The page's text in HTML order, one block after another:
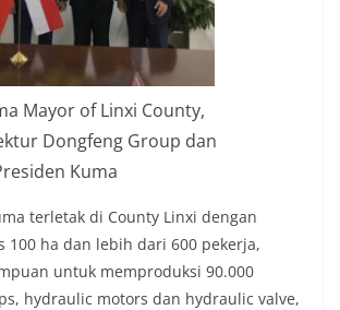
Mayor of Linxi County,
Dongfeng Group dan
Kuma
terletak di County Linxi dengan
100 ha dan lebih dari 600 pekerja,
untuk memproduksi 90.000
hydraulic motors dan hydraulic valve,